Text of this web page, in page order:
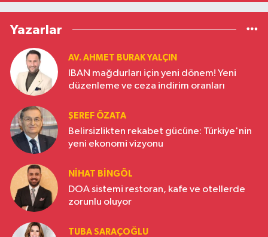
Yazarlar
AV. AHMET BURAK YALÇIN
IBAN mağdurları için yeni dönem! Yeni
düzenleme ve ceza indirim oranları
ŞEREF ÖZATA
Belirsizlikten rekabet gücüne: Türkiye'nin
yeni ekonomi vizyonu
NIHAT BINGÖL
DOA sistemi restoran, kafe ve otellerde
zorunlu oluyor
TUBA SARAÇOĞLU